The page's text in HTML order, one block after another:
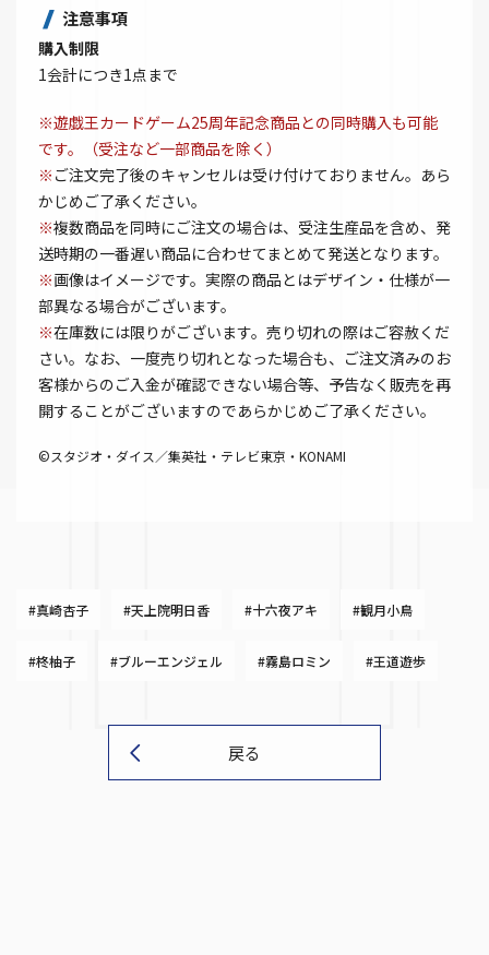
注意事項
購入制限
1会計につき1点まで
※遊戯王カードゲーム25周年記念商品との同時購入も可能
です。（受注など一部商品を除く）
※ ご注文完了後のキャンセルは受け付けておりません。あら
かじめご了承ください。
※複数商品を同時にご注文の場合は、受注生産品を含め、発
送時期の一番遅い商品に合わせてまとめて発送となります。
※画像はイメージです。実際の商品とはデザイン・仕様が一
部異なる場合がございます。
※在庫数には限りがございます。売り切れの際はご容赦くだ
さい。なお、一度売り切れとなった場合も、ご注文済みのお
客様からのご入金が確認できない場合等、予告なく販売を再
開することがございますのであらかじめご了承ください。
©スタジオ・ダイス／集英社・テレビ東京・KONAMI
#真崎杏子 #天上院明日香 #十六夜アキ #観月小鳥
#柊柚子 #ブルーエンジェル #霧島ロミン #王道遊歩
戻る